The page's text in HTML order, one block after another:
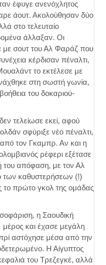
έφυγε ανενόχλητος
άουτ. Ακολούθησαν δύο
στο τελευταίο
άλλαξαν. Οι
με σουτ του Αλ Φαράζ που
κέρδισαν πέναλτι,
το εκτέλεσε με
στη σωστή γωνία,
του δοκαριού-
τελείωσε εκεί, αφού
σφύριξε νέο πέναλτι,
τον Γκαμπρ. Αν και η
ρέφερι εξέτασε
του απόφαση, με τον Αλ
των καθυστερήσεων (!)
το πρώτο γκολ της ομάδας
η Σαουδική
και έχασε μεγάλη
αστόχησε μέσα από την
Η Αίγυπτος
του Τρεζεγκέ, αλλά